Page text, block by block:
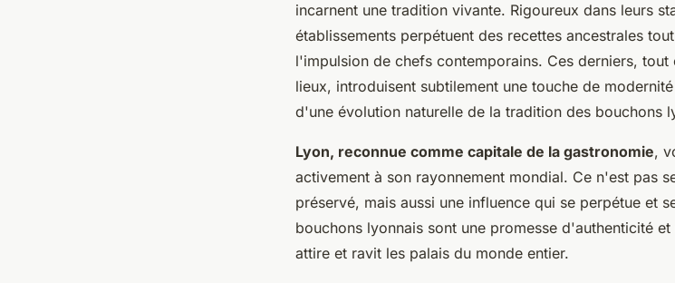
incarnent une tradition vivante. Rigoureux dans leurs
établissements perpétuent des recettes ancestrales
l'impulsion de chefs contemporains. Ces derniers,
lieux, introduisent subtilement une touche de
d'une évolution naturelle de la tradition des bouchons
Lyon, reconnue comme capitale de la gastronomie,
activement à son rayonnement mondial. Ce n'est pas
préservé, mais aussi une influence qui se perpétue et
bouchons lyonnais sont une promesse d'authenticité
attire et ravit les palais du monde entier.